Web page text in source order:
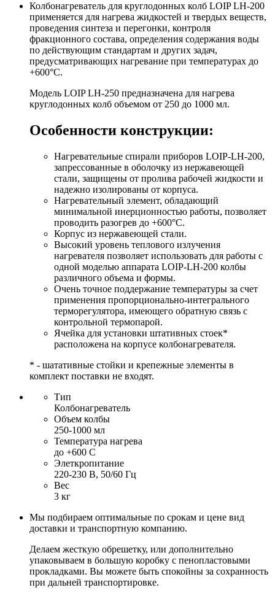
Колбонагреватель для круглодонных колб LOIP LH-200
применяется для нагрева жидкостей и твердых веществ,
проведения синтеза и перегонки, контроля
фракционного состава, определения содержания воды
по действующим стандартам и других задач,
предусматривающих нагревание при температурах до
+600°С.
Модель LOIP LH-250 предназначена для нагрева
круглодонных колб объемом от 250 до 1000 мл.
Особенности конструкции:
Нагревательные спирали приборов LOIP-LH-200,
запрессованные в оболочку из нержавеющей
стали, защищены от пролива рабочей жидкости и
надежно изолированы от корпуса.
Нагревательный элемент, обладающий
минимальной инерционностью работы, позволяет
проводить разогрев до +600°С.
Корпус из нержавеющей стали.
Высокий уровень теплового излучения
нагревателя позволяет использовать для работы с
одной моделью аппарата LOIP-LH-200 колбы
различного объема и формы.
Очень точное поддержание температуры за счет
применения пропорционально-интегрального
терморегулятора, имеющего обратную связь с
контрольной термопарой.
Ячейка для установки штативных стоек*
расположена на корпусе колбонагревателя.
* - шатативные стойки и крепежные элементы в
комплект поставки не входят.
Тип
Колбонагреватель
Объем колбы
250-1000 мл
Температура нагрева
до +600 С
Элеткропитание
220-230 В, 50/60 Гц
Вес
3 кг
Мы подбираем оптимальные по срокам и цене вид
доставки и транспортную компанию.
Делаем жесткую обрешетку, или дополнительно
упаковываем в большую коробку с пенопластовыми
прокладками. Вы можете быть спокойны за сохранность
при дальней транспортировке.